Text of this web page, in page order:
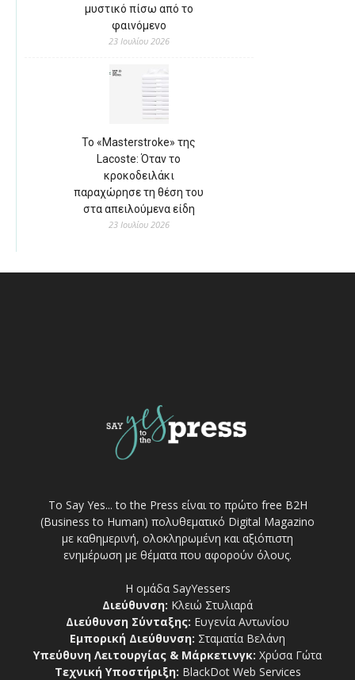
μυστικό πίσω από το
φαινόμενο
23 Ιουλίου 2026
Το «Masterstroke» της
Lacoste: Όταν το
κροκοδειλάκι
παραχώρησε τη θέση του
στα απειλούμενα είδη
23 Ιουλίου 2026
Το Say Yes... to the Press είναι το πρώτο free Β2Η
(Business to Human) πολυθεματικό Digital Magazino
με καθημερινή, ολοκληρωμένη και αξιόπιστη
ενημέρωση με θέματα που αφορούν όλους.
Η ομάδα SayYessers
Διεύθυνση: Κλειώ Στυλιαρά
Διεύθυνση Σύνταξης: Ευγενία Αντωνίου
Εμπορική Διεύθυνση: Σταματία Βελάνη
Υπεύθυνη Λειτουργίας & Μάρκετινγκ: Χρύσα Γώτα
Τεχνική Υποστήριξη: BlackDot Web Services